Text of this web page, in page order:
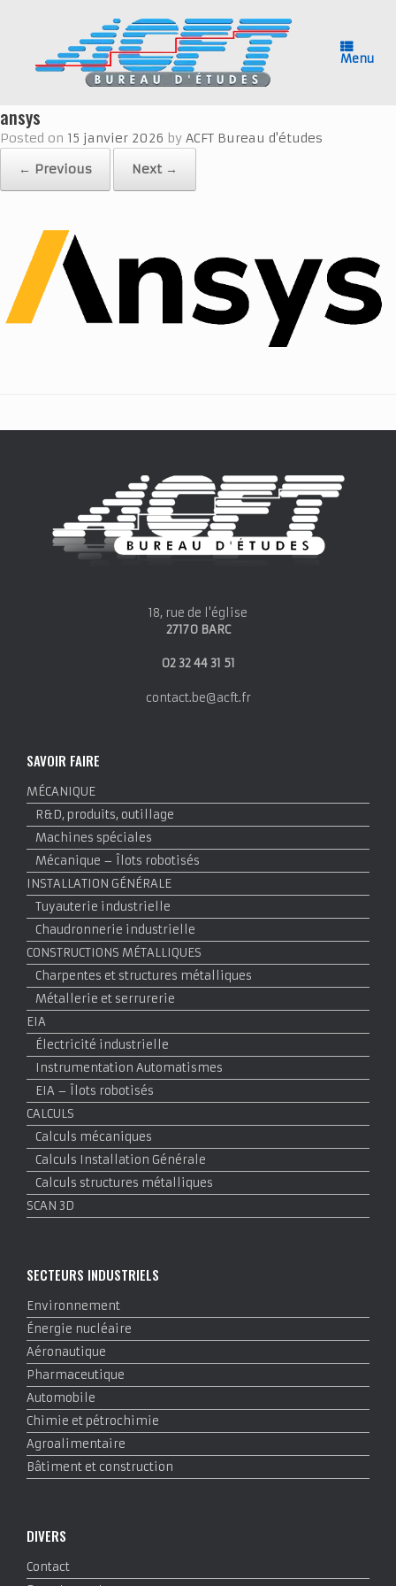
Menu
ansys
Posted on 15 janvier 2026 by ACFT Bureau d'études
← Previous
Next →
18, rue de l'église
27170 BARC
02 32 44 31 51
contact.be@acft.fr
SAVOIR FAIRE
MÉCANIQUE
R&D, produits, outillage
Machines spéciales
Mécanique – Îlots robotisés
INSTALLATION GÉNÉRALE
Tuyauterie industrielle
Chaudronnerie industrielle
CONSTRUCTIONS MÉTALLIQUES
Charpentes et structures métalliques
Métallerie et serrurerie
EIA
Électricité industrielle
Instrumentation Automatismes
EIA – Îlots robotisés
CALCULS
Calculs mécaniques
Calculs Installation Générale
Calculs structures métalliques
SCAN 3D
SECTEURS INDUSTRIELS
Environnement
Énergie nucléaire
Aéronautique
Pharmaceutique
Automobile
Chimie et pétrochimie
Agroalimentaire
Bâtiment et construction
DIVERS
Contact